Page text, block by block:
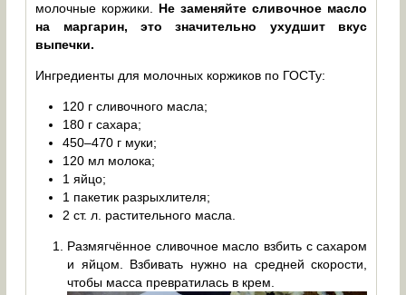
молочные коржики. Не заменяйте сливочное масло
на маргарин, это значительно ухудшит вкус
выпечки.
Ингредиенты для молочных коржиков по ГОСТу:
120 г сливочного масла;
180 г сахара;
450–470 г муки;
120 мл молока;
1 яйцо;
1 пакетик разрыхлителя;
2 ст. л. растительного масла.
Размягчённое сливочное масло взбить с сахаром
и яйцом. Взбивать нужно на средней скорости,
чтобы масса превратилась в крем.